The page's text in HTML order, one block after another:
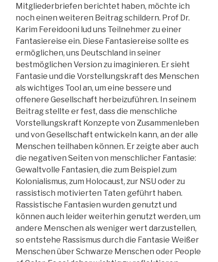
Mitgliederbriefen berichtet haben, möchte ich
noch einen weiteren Beitrag schildern. Prof Dr.
Karim Fereidooni lud uns Teilnehmer zu einer
Fantasiereise ein. Diese Fantasiereise sollte es
ermöglichen, uns Deutschland in seiner
bestmöglichen Version zu imaginieren. Er sieht
Fantasie und die Vorstellungskraft des Menschen
als wichtiges Tool an, um eine bessere und
offenere Gesellschaft herbeizuführen. In seinem
Beitrag stellte er fest, dass die menschliche
Vorstellungskraft Konzepte von Zusammenleben
und von Gesellschaft entwickeln kann, an der alle
Menschen teilhaben können. Er zeigte aber auch
die negativen Seiten von menschlicher Fantasie:
Gewaltvolle Fantasien, die zum Beispiel zum
Kolonialismus, zum Holocaust, zur NSU oder zu
rassistisch motivierten Taten geführt haben.
Rassistische Fantasien wurden genutzt und
können auch leider weiterhin genutzt werden, um
andere Menschen als weniger wert darzustellen,
so entstehe Rassismus durch die Fantasie Weißer
Menschen über Schwarze Menschen oder People